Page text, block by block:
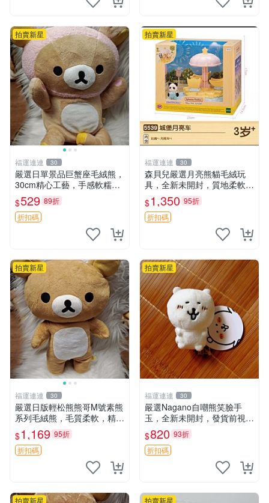
拍賣新星
福運連連 30
嚴選日單景品巨蟹座毛絨熊，
30cm精心工藝，手感軟糯推
薦收藏送人 巨蟹座 毛絨玩具
精緻做工
$529 89折
折扣碼
拍賣新星
福運連連 30
森貝兒嚴選月亮熊貓毛絨玩
具，全新未開封，質地柔軟適
合收藏 月亮熊貓 毛絨玩具 新
款 儲倉直銷
$1,350 95折
折扣碼
拍賣新星
福運連連 30
嚴選日版輕松熊熊哥M號素熊
系列毛絨熊，毛質柔軟，精緻
可愛，尺寸35cm，保存狀態
優異。收藏或贈送皆為佳選。
中古 毛絨熊 毛玩偶
$1,169 95折
折扣碼
拍賣新星
福運連連 30
嚴選Nagano自嘲熊笑臉手
玉，全新未開封，發貨前視頻
確認，海南 廣西 貴州 嚴選N
agano自嘲熊笑臉手玉，全新
未開封，發貨前視頻確認，四
$820 93折
折扣碼
拍賣新星 拍賣新星